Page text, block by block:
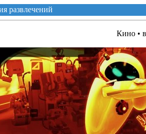
развлечений
Кино •